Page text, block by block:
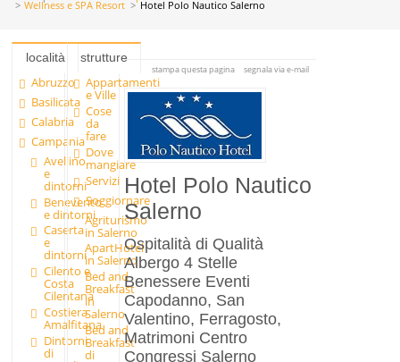
Wellness e SPA Resort Hotel Polo Nautico Salerno
località
Abruzzo
Basilicata
Calabria
Campania
Avellino
e
dintorni
Benevento
e dintorni
Caserta
e
dintorni
Cilento e
Costa
Cilentana
Costiera
Amalfitana
Dintorni
di
strutture
Appartamenti
e Ville
Cose
da
fare
Dove
mangiare
Servizi
Soggiornare
Agriturismo
in Salerno
ApartHotel
in Salerno
Bed and
Breakfast
in
Salerno
Bed and
Breakfast
di
stampa questa pagina segnala via e-mail
Hotel Polo Nautico
Salerno
Ospitalità di Qualità
Albergo 4 Stelle
Benessere Eventi
Capodanno, San
Valentino, Ferragosto,
Matrimoni Centro
Congressi Salerno